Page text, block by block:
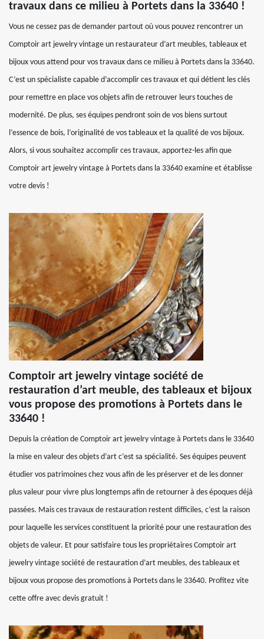
travaux dans ce milieu à Portets dans la 33640 !
Vous ne cessez pas de demander partout où vous pouvez rencontrer un
Comptoir art jewelry vintage un restaurateur d’art meubles, tableaux et
bijoux vous attend pour vos travaux dans ce milieu à Portets dans la 33640.
C’est un spécialiste capable d’accomplir ces travaux et qui détient les clés
pour remettre en place vos objets afin de retrouver leurs touches de
modernité. De plus, ses équipes pendront soin de vos biens surtout
l’essence de bois, l’originalité de vos tableaux et la qualité de vos bijoux.
Alors, si vous souhaitez accomplir ces travaux, apportez-les afin que
Comptoir art jewelry vintage à Portets dans la 33640 examine et établisse
votre devis !
Comptoir art jewelry vintage société de
restauration d’art meuble, des tableaux et bijoux
vous propose des promotions à Portets dans le
33640 !
Depuis la création de Comptoir art jewelry vintage à Portets dans le 33640
la mise en valeur des objets d’art c’est sa spécialité. Ses équipes peuvent
étudier vos patrimoines chez vous afin de les préserver et de les donner
plus valeur pour vivre plus longtemps afin de retourner à des époques déjà
passées. Mais ces travaux de restauration restent difficiles, c’est la raison
pour laquelle les services constituent la priorité pour une restauration des
objets de valeur. Et pour satisfaire tous les propriétaires Comptoir art
jewelry vintage société de restauration d’art meubles, des tableaux et
bijoux vous propose des promotions à Portets dans le 33640. Profitez vite
cette offre avec devis gratuit !